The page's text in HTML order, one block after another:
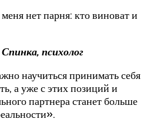
психолог
научиться принимать себя
а уже с этих позиций и
партнера станет больше